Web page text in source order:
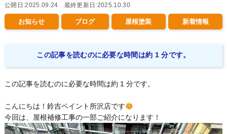
公開日:2025.09.24 最終更新日:2025.10.30
お知らせ ブログ 屋根塗装 新着情報
この記事を読むのに必要な時間は約 1 分です。
この記事を読むのに必要な時間は約 1 分です。
こんにちは！鈴吉ペイント所沢店です
今回は、屋根補修工事の一部ご紹介になります！